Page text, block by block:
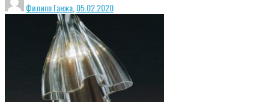
Филипп Ганжа 05.02.2020